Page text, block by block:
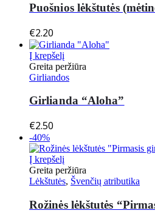
Puošnios lėkštutės
€2.20
Į krepšelį
Greita peržiūra
Girliandos
Girlianda “Aloha”
€2.50
-40%
Į krepšelį
Greita peržiūra
Lėkštutės, Švenčių atributika
Rožinės lėkštutės